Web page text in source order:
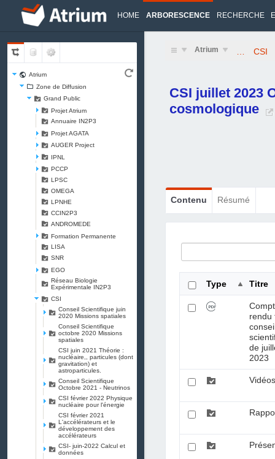
HOME ARBORESCENCE RECHERCHE
Atrium
Zone de Diffusion
Grand Public
Projet Atrium
Annuaire IN2P3
Projet AGATA
AUGER Project
IPNL
PCCP
LPSC
OMEGA
LPNHE
CCIN2P3
ANDROMEDE
Formation Permanente
LISA
SNR
EGO
Réseau Biologie
Expérimentale IN2P3
CSI
Conseil Scientifique juin
2020 Missions spatiales
Conseil Scientifique
octobre 2020 Missions
spatiales
CSI juin 2021 Théorie :
nucléaire,, particules (dont
gravitation) et
astroparticules.
Conseil Scientifique
Octobre 2021 - Neutrinos
CSI février 2022 Physique
nucléaire pour l'énergie
CSI février 2021
L'accélérateurs et le
développement des
accélérateurs
CSI- juin-2022 Calcul et
données
Atrium … CSI
CSI juillet 2023
cosmologique
Contenu Résumé
Type Titre
rendu
de
2023